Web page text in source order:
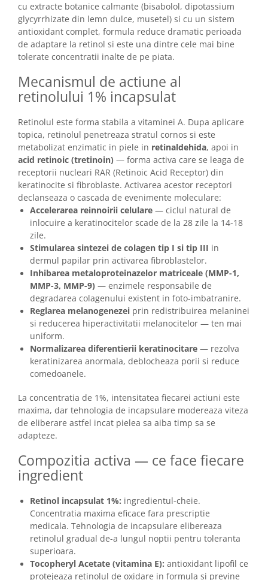
cu extracte botanice calmante (bisabolol, dipotassium
glycyrrhizate din lemn dulce, musetel) si cu un sistem
antioxidant complet, formula reduce dramatic perioada
de adaptare la retinol si este una dintre cele mai bine
tolerate concentratii inalte de pe piata.
Mecanismul de actiune al
retinolului 1% incapsulat
Retinolul este forma stabila a vitaminei A. Dupa aplicare
topica, retinolul penetreaza stratul cornos si este
metabolizat enzimatic in piele in retinaldehida, apoi in
acid retinoic (tretinoin) — forma activa care se leaga de
receptorii nucleari RAR (Retinoic Acid Receptor) din
keratinocite si fibroblaste. Activarea acestor receptori
declanseaza o cascada de evenimente moleculare:
Accelerarea reinnoirii celulare — ciclul natural de
inlocuire a keratinocitelor scade de la 28 zile la 14-18
zile.
Stimularea sintezei de colagen tip I si tip III in
dermul papilar prin activarea fibroblastelor.
Inhibarea metaloproteinazelor matriceale (MMP-1,
MMP-3, MMP-9) — enzimele responsabile de
degradarea colagenului existent in foto-imbatranire.
Reglarea melanogenezei prin redistribuirea melaninei
si reducerea hiperactivitatii melanocitelor — ten mai
uniform.
Normalizarea diferentierii keratinocitare — rezolva
keratinizarea anormala, deblocheaza porii si reduce
comedoanele.
La concentratia de 1%, intensitatea fiecarei actiuni este
maxima, dar tehnologia de incapsulare modereaza viteza
de eliberare astfel incat pielea sa aiba timp sa se
adapteze.
Compozitia activa — ce face fiecare
ingredient
Retinol incapsulat 1%: ingredientul-cheie.
Concentratia maxima eficace fara prescriptie
medicala. Tehnologia de incapsulare elibereaza
retinolul gradual de-a lungul noptii pentru toleranta
superioara.
Tocopheryl Acetate (vitamina E): antioxidant lipofil ce
protejeaza retinolul de oxidare in formula si previne